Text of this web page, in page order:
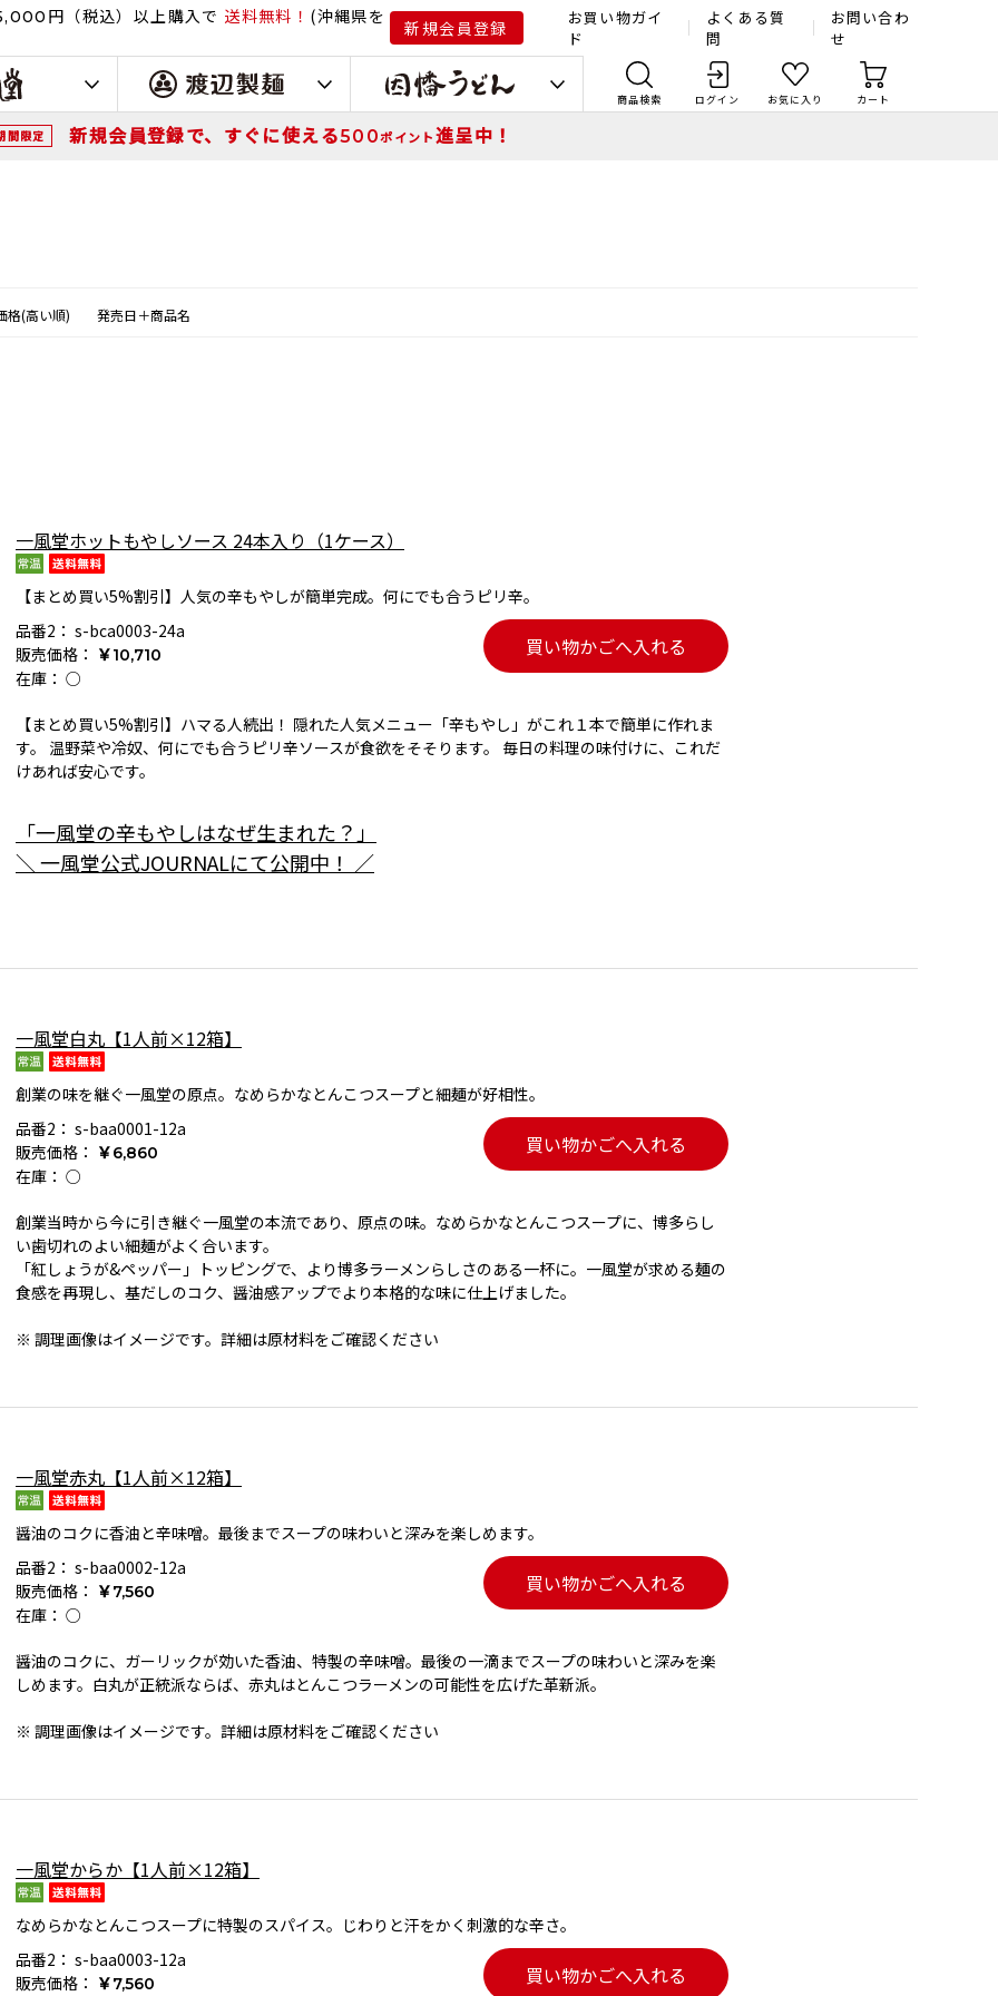
円（税込） 以上購入で 送料無料！ (沖縄県を
新規会員登録
お買い物ガイ
ド
よくある質
問
お問い合わ
せ
商品検索 ログイン お気に入り カート
間限定 新規会員登録で、すぐに使える500ポイント進呈中！
格(高い順) 発売日＋商品名
一風堂ホットもやしソース 24本入り（1ケース）
【まとめ買い5%割引】人気の辛もやしが簡単完成。何にでも合うピリ辛。
品番2： s-bca0003-24a
販売価格：
￥10,710
在庫： ○
買い物かごへ入れる
【まとめ買い5%割引】ハマる人続出！ 隠れた人気メニュー「辛もやし」がこれ１本で簡単に作れま
す。 温野菜や冷奴、何にでも合うピリ辛ソースが食欲をそそります。 毎日の料理の味付けに、これだ
けあれば安心です。
「一風堂の辛もやしはなぜ生まれた？」
＼ 一風堂公式JOURNALにて公開中！ ／
一風堂白丸【1人前×12箱】
創業の味を継ぐ一風堂の原点。なめらかなとんこつスープと細麺が好相性。
品番2： s-baa0001-12a
販売価格：
￥6,860
在庫： ○
買い物かごへ入れる
創業当時から今に引き継ぐ一風堂の本流であり、原点の味。なめらかなとんこつスープに、博多らし
い歯切れのよい細麺がよく合います。
「紅しょうが&ペッパー」トッピングで、より博多ラーメンらしさのある一杯に。一風堂が求める麺の
食感を再現し、基だしのコク、醤油感アップでより本格的な味に仕上げました。
※ 調理画像はイメージです。詳細は原材料をご確認ください
一風堂赤丸【1人前×12箱】
醤油のコクに香油と辛味噌。最後までスープの味わいと深みを楽しめます。
品番2： s-baa0002-12a
販売価格：
￥7,560
在庫： ○
買い物かごへ入れる
醤油のコクに、ガーリックが効いた香油、特製の辛味噌。最後の一滴までスープの味わいと深みを楽
しめます。白丸が正統派ならば、赤丸はとんこつラーメンの可能性を広げた革新派。
※ 調理画像はイメージです。詳細は原材料をご確認ください
一風堂からか【1人前×12箱】
なめらかなとんこつスープに特製のスパイス。じわりと汗をかく刺激的な辛さ。
品番2： s-baa0003-12a
販売価格：
￥7,560 買い物かごへ入れる